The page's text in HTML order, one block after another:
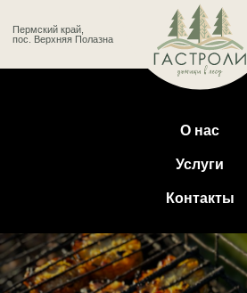
пос. Верхняя Полазна
ЛОГОТИП
О нас
Услуги
Контакты